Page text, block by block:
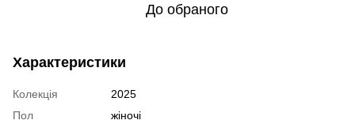
До обраного
Характеристики
Колекція
2025
Пол
жіночі